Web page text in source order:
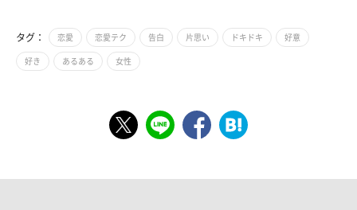
タグ： 恋愛 恋愛テク 告白 片思い ドキドキ 好意
好き あるある 女性